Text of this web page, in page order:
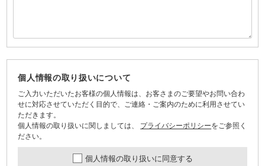
個人情報の取り扱いについて
ご入力いただいたお客様の個人情報は、お客さまのご要望やお問い合わ
せに対応させていただく目的で、ご連絡・ご案内のために利用させてい
ただきます。
個人情報の取り扱いに関しましては、 プライバシーポリシーをご参照く
ださい。
個人情報の取り扱いに同意する